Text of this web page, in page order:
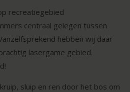
recreatiegebied
centraal gelegen tussen
hebben wij daar
lasergame gebied.
sluip en ren door het bos om